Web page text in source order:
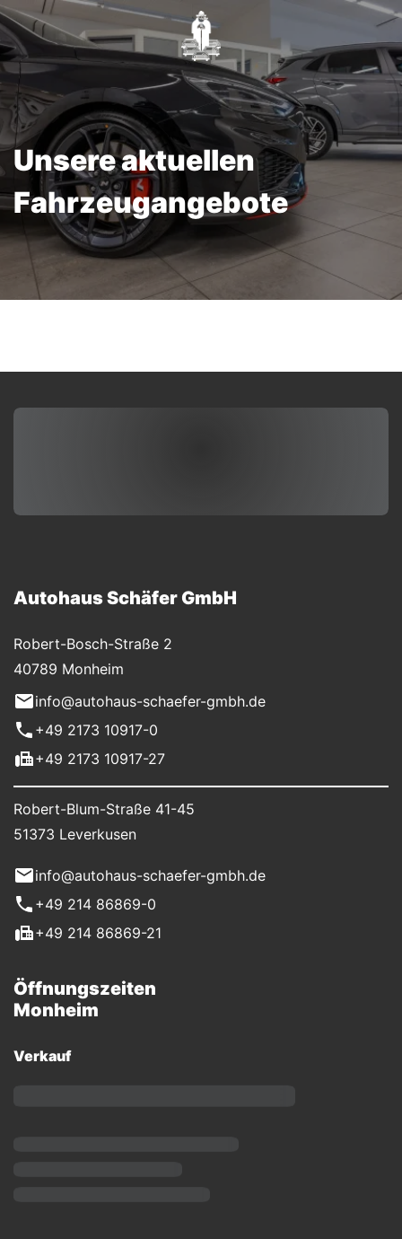
Unsere aktuellen
Fahrzeugangebote
Autohaus Schäfer GmbH
Robert-Bosch-Straße 2
40789 Monheim
info@autohaus-schaefer-gmbh.de
+49 2173 10917-0
+49 2173 10917-27
Robert-Blum-Straße 41-45
51373 Leverkusen
info@autohaus-schaefer-gmbh.de
+49 214 86869-0
+49 214 86869-21
Öffnungszeiten
Monheim
Verkauf